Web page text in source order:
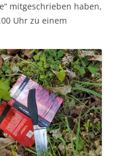
mitgeschrieben haben,
Uhr zu einem